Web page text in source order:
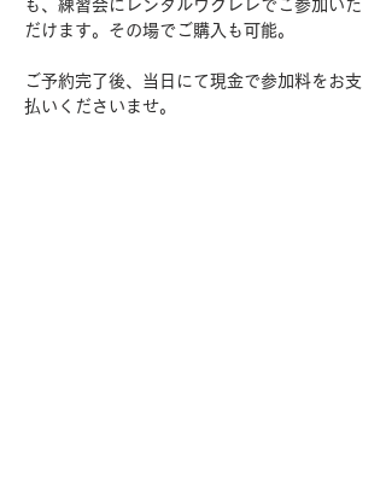
も、練習会にレンタルウクレレでご参加いた
だけます。その場でご購入も可能。
ご予約完了後、当日にて現金で参加料をお支
払いくださいませ。